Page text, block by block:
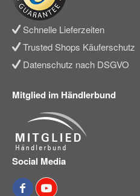
Schnelle Lieferzeiten
Trusted Shops Käuferschutz
Datenschutz nach DSGVO
Mitglied im Händlerbund
Social Media